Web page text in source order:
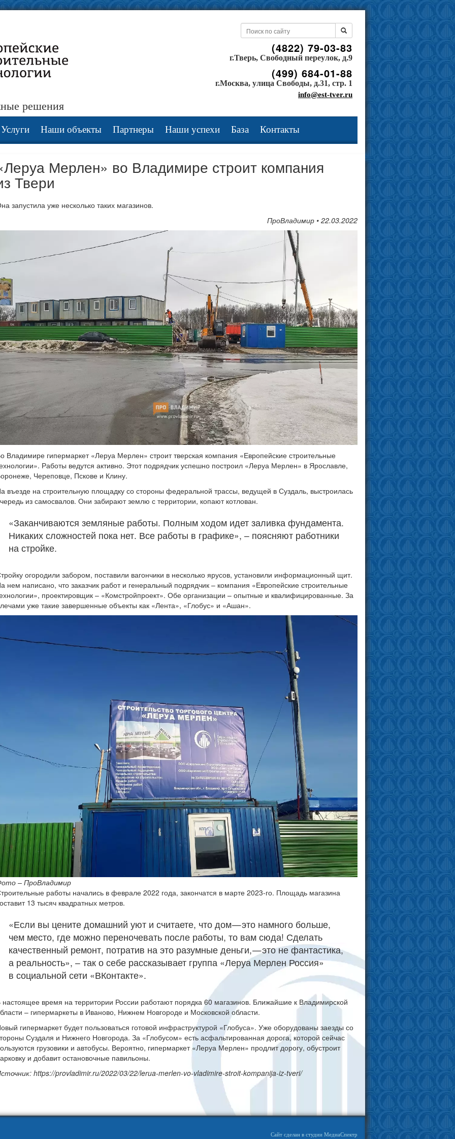
решения
(4822) 79-03-83
г.Тверь, Свободный переулок, д.9
(499) 684-01-88
г.Москва, улица Свободы, д.31, стр. 1
info@est-tver.ru
Услуги Наши объекты Партнеры Наши успехи База Контакты
Мерлен» во Владимире строит компания
Твери
запустила уже несколько таких магазинов.
ПроВладимир • 22.03.2022
Владимире гипермаркет «Леруа Мерлен» строит тверская компания «Европейские строительные
Работы ведутся активно. Этот подрядчик успешно построил «Леруа Мерлен» в Ярославле,
Череповце, Пскове и Клину.
въезде на строительную площадку со стороны федеральной трассы, ведущей в Суздаль, выстроилась
из самосвалов. Они забирают землю с территории, копают котлован.
«Заканчиваются земляные работы. Полным ходом идет заливка фундамента.
Никаких сложностей пока нет. Все работы в графике», – поясняют работники
на стройке.
огородили забором, поставили вагончики в несколько ярусов, установили информационный щит.
нем написано, что заказчик работ и генеральный подрядчик – компания «Европейские строительные
проектировщик – «Комстройпроект». Обе организации – опытные и квалифицированные. За
уже такие завершенные объекты как «Лента», «Глобус» и «Ашан».
– ПроВладимир
работы начались в феврале 2022 года, закончатся в марте 2023-го. Площадь магазина
13 тысяч квадратных метров.
«Если вы цените домашний уют и считаете, что дом — это намного больше,
чем место, где можно переночевать после работы, то вам сюда! Сделать
качественный ремонт, потратив на это разумные деньги, — это не фантастика,
а реальность», – так о себе рассказывает группа «Леруа Мерлен Россия»
в социальной сети «ВКонтакте».
настоящее время на территории России работают порядка 60 магазинов. Ближайшие к Владимирской
– гипермаркеты в Иваново, Нижнем Новгороде и Московской области.
гипермаркет будет пользоваться готовой инфраструктурой «Глобуса». Уже оборудованы заезды со
Суздаля и Нижнего Новгорода. За «Глобусом» есть асфальтированная дорога, которой сейчас
грузовики и автобусы. Вероятно, гипермаркет «Леруа Мерлен» продлит дорогу, обустроит
и добавит остановочные павильоны.
https://provladimir.ru/2022/03/22/lerua-merlen-vo-vladimire-stroit-kompanija-iz-tveri/
Сайт сделан в студии МедиаСпектр